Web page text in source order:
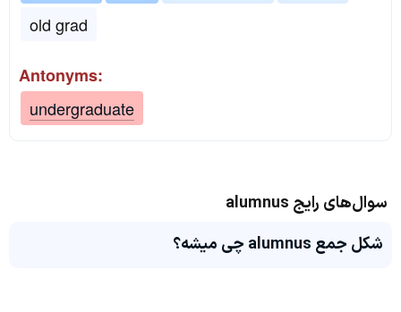
old grad
Antonyms:
undergraduate
سوال‌های رایج alumnus
شکل جمع alumnus چی میشه؟